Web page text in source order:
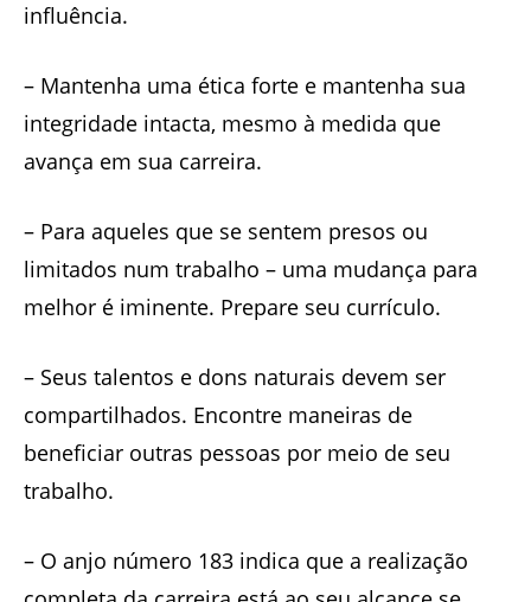
influência.
– Mantenha uma ética forte e mantenha sua
integridade intacta, mesmo à medida que
avança em sua carreira.
– Para aqueles que se sentem presos ou
limitados num trabalho – uma mudança para
melhor é iminente. Prepare seu currículo.
– Seus talentos e dons naturais devem ser
compartilhados. Encontre maneiras de
beneficiar outras pessoas por meio de seu
trabalho.
– O anjo número 183 indica que a realização